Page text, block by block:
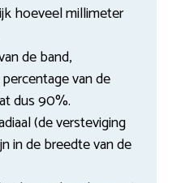
hoeveel millimeter
de band,
van de
dus 90%.
(de versteviging
in de breedte van de